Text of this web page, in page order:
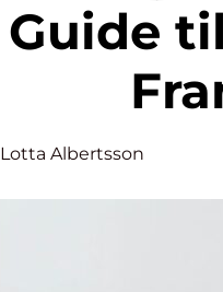
Guide
Lotta Albertsson